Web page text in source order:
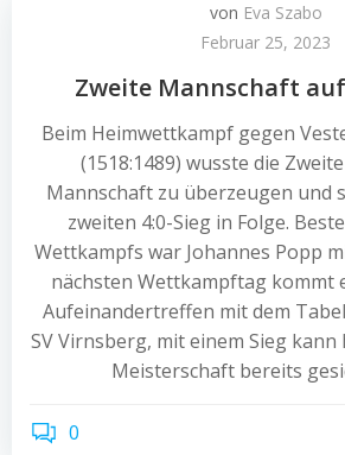
von Eva Szabo
Februar 25, 2023
Zweite Mannschaft
Beim Heimwettkampf gegen
(1518:1489) wusste die
Mannschaft zu überzeugen und
zweiten 4:0-Sieg in Folge.
Wettkampfs war Johannes Popp
nächsten Wettkampftag kommt
Aufeinandertreffen mit dem
SV Virnsberg, mit einem Sieg
Meisterschaft bereits
0